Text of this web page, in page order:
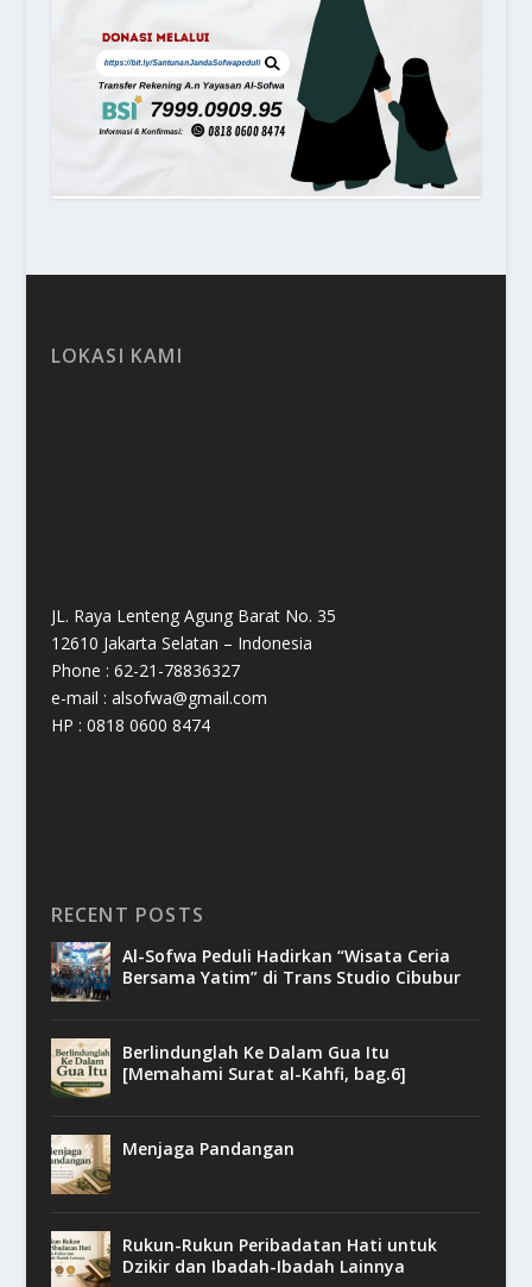
LOKASI KAMI
JL. Raya Lenteng Agung Barat No. 35
12610 Jakarta Selatan – Indonesia
Phone : 62-21-78836327
e-mail : alsofwa@gmail.com
HP : 0818 0600 8474
RECENT POSTS
Al-Sofwa Peduli Hadirkan “Wisata Ceria
Bersama Yatim” di Trans Studio Cibubur
Berlindunglah Ke Dalam Gua Itu
[Memahami Surat al-Kahfi, bag.6]
Menjaga Pandangan
Rukun-Rukun Peribadatan Hati untuk
Dzikir dan Ibadah-Ibadah Lainnya